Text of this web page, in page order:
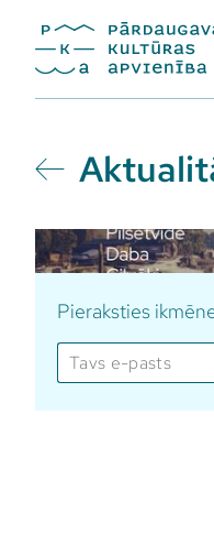
Pieraksties